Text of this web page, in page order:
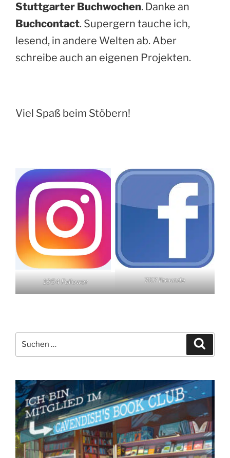
Stuttgarter Buchwochen. Danke an
Buchcontact. Supergern tauche ich,
lesend, in andere Welten ab. Aber
schreibe auch an eigenen Projekten.
Viel Spaß beim Stöbern!
1954 Follower 767 Freunde
nach: